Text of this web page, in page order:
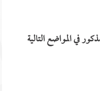
في المواضع التالية